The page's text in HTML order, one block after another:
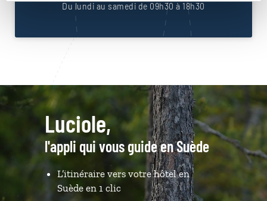
Du lundi au samedi de 09h30 à 18h30
Luciole,
l'appli qui vous guide en Suède
L’itinéraire vers votre hôtel en
Suède en 1 clic